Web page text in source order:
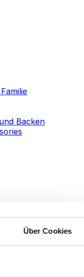
Über Cookies
Backen